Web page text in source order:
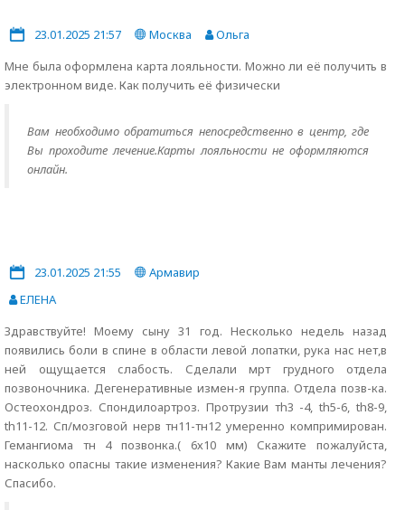
23.01.2025 21:57 Москва
Ольга
Мне была оформлена карта лояльности. Можно ли её получить в
электронном виде. Как получить её физически
Вам необходимо обратиться непосредственно в центр, где
Вы проходите лечение.Карты лояльности не оформляются
онлайн.
23.01.2025 21:55
Армавир
ЕЛЕНА
Здравствуйте! Моему сыну 31 год. Несколько недель назад
появились боли в спине в области левой лопатки, рука нас нет,в
ней ощущается слабость. Сделали мрт грудного отдела
позвоночника. Дегенеративные измен-я группа. Отдела позв-ка.
Остеохондроз. Спондилоартроз. Протрузии тh3 -4, th5-6, th8-9,
th11-12. Сп/мозговой нерв тн11-тн12 умеренно компримирован.
Гемангиома тн 4 позвонка.( 6х10 мм) Скажите пожалуйста,
насколько опасны такие изменения? Какие Вам манты лечения?
Спасибо.